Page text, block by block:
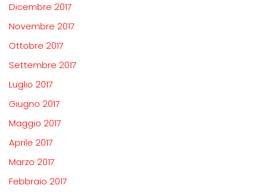
Dicembre 2017
Novembre 2017
Ottobre 2017
Settembre 2017
Luglio 2017
Giugno 2017
Maggio 2017
Aprile 2017
Marzo 2017
Febbraio 2017